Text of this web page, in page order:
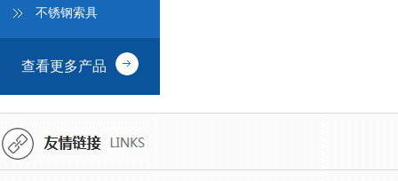
不锈钢索具
查看更多产品